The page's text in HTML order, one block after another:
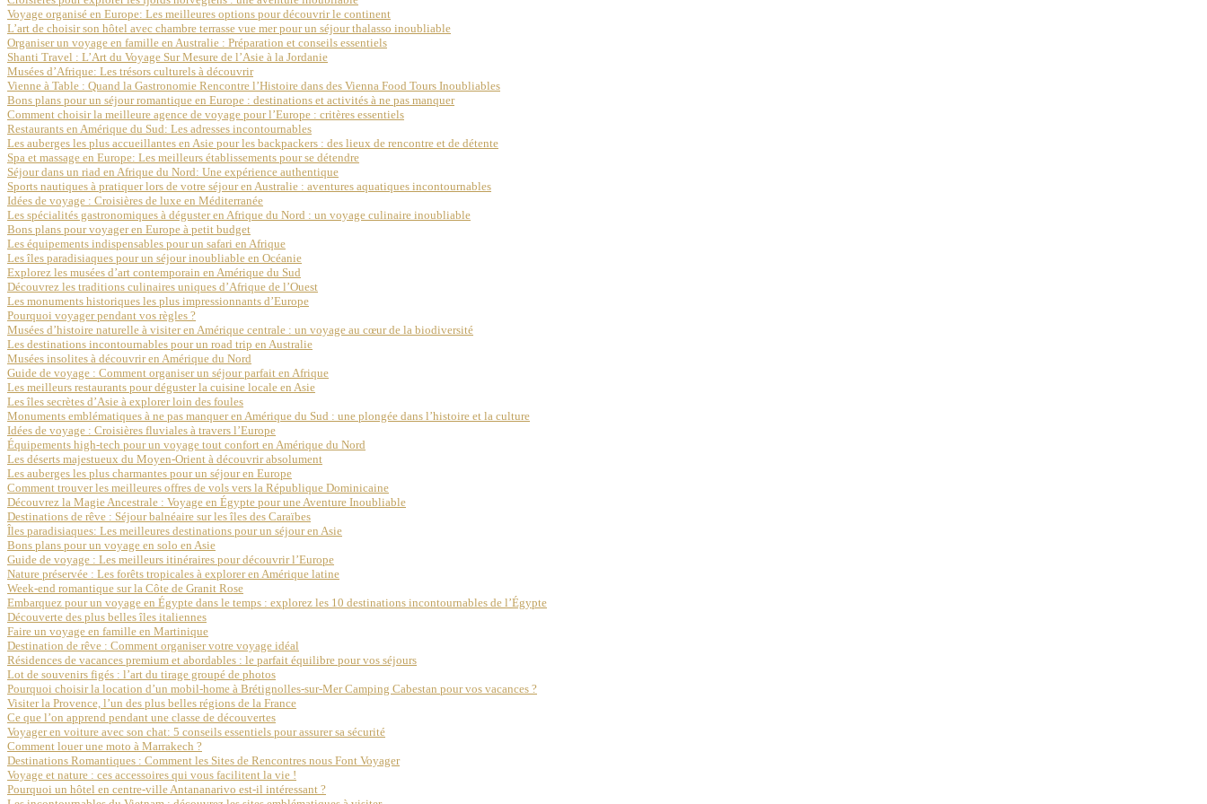
Voyage organisé en Europe: Les meilleures options pour découvrir le continent
L’art de choisir son hôtel avec chambre terrasse vue mer pour un séjour thalasso inoubliable
Organiser un voyage en famille en Australie : Préparation et conseils essentiels
Shanti Travel : L’Art du Voyage Sur Mesure de l’Asie à la Jordanie
Musées d’Afrique: Les trésors culturels à découvrir
Vienne à Table : Quand la Gastronomie Rencontre l’Histoire dans des Vienna Food Tours Inoubliables
Bons plans pour un séjour romantique en Europe : destinations et activités à ne pas manquer
Comment choisir la meilleure agence de voyage pour l’Europe : critères essentiels
Restaurants en Amérique du Sud: Les adresses incontournables
Les auberges les plus accueillantes en Asie pour les backpackers : des lieux de rencontre et de détente
Spa et massage en Europe: Les meilleurs établissements pour se détendre
Séjour dans un riad en Afrique du Nord: Une expérience authentique
Sports nautiques à pratiquer lors de votre séjour en Australie : aventures aquatiques incontournables
Idées de voyage : Croisières de luxe en Méditerranée
Les spécialités gastronomiques à déguster en Afrique du Nord : un voyage culinaire inoubliable
Bons plans pour voyager en Europe à petit budget
Les équipements indispensables pour un safari en Afrique
Les îles paradisiaques pour un séjour inoubliable en Océanie
Explorez les musées d’art contemporain en Amérique du Sud
Découvrez les traditions culinaires uniques d’Afrique de l’Ouest
Les monuments historiques les plus impressionnants d’Europe
Pourquoi voyager pendant vos règles ?
Musées d’histoire naturelle à visiter en Amérique centrale : un voyage au cœur de la biodiversité
Les destinations incontournables pour un road trip en Australie
Musées insolites à découvrir en Amérique du Nord
Guide de voyage : Comment organiser un séjour parfait en Afrique
Les meilleurs restaurants pour déguster la cuisine locale en Asie
Les îles secrètes d’Asie à explorer loin des foules
Monuments emblématiques à ne pas manquer en Amérique du Sud : une plongée dans l’histoire et la culture
Idées de voyage : Croisières fluviales à travers l’Europe
Équipements high-tech pour un voyage tout confort en Amérique du Nord
Les déserts majestueux du Moyen-Orient à découvrir absolument
Les auberges les plus charmantes pour un séjour en Europe
Comment trouver les meilleures offres de vols vers la République Dominicaine
Découvrez la Magie Ancestrale : Voyage en Égypte pour une Aventure Inoubliable
Destinations de rêve : Séjour balnéaire sur les îles des Caraïbes
Îles paradisiaques: Les meilleures destinations pour un séjour en Asie
Bons plans pour un voyage en solo en Asie
Guide de voyage : Les meilleurs itinéraires pour découvrir l’Europe
Nature préservée : Les forêts tropicales à explorer en Amérique latine
Week-end romantique sur la Côte de Granit Rose
Embarquez pour un voyage en Égypte dans le temps : explorez les 10 destinations incontournables de l’Égypte
Découverte des plus belles îles italiennes
Faire un voyage en famille en Martinique
Destination de rêve : Comment organiser votre voyage idéal
Résidences de vacances premium et abordables : le parfait équilibre pour vos séjours
Lot de souvenirs figés : l’art du tirage groupé de photos
Pourquoi choisir la location d’un mobil-home à Brétignolles-sur-Mer Camping Cabestan pour vos vacances ?
Visiter la Provence, l’un des plus belles régions de la France
Ce que l’on apprend pendant une classe de découvertes
Voyager en voiture avec son chat: 5 conseils essentiels pour assurer sa sécurité
Comment louer une moto à Marrakech ?
Destinations Romantiques : Comment les Sites de Rencontres nous Font Voyager
Voyage et nature : ces accessoires qui vous facilitent la vie !
Pourquoi un hôtel en centre-ville Antananarivo est-il intéressant ?